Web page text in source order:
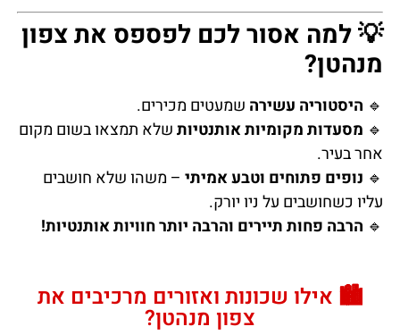
💡 למה אסור לכם לפספס את צפון
מנהטן?
🔹 היסטוריה עשירה שמעטים מכירים.
🔹 מסעדות מקומיות אותנטיותשלא תמצאו בשום מקום
אחר בעיר.
🔹 נופים פתוחים וטבע אמיתי– משהו שלא חושבים
עליו כשחושבים על ניו יורק.
🔹 הרבה פחות תיירים והרבה יותר חוויות אותנטיות!
🏙️ אילו שכונות ואזורים מרכיבים את
צפון מנהטן?